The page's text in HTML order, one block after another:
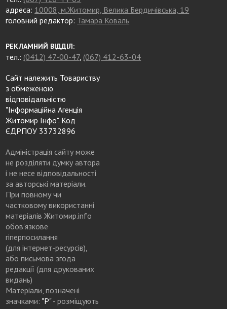
адреса: 10008, м.Житомир, Велика Бердичівська, 19
головний редактор: Тамара Коваль
РЕКЛАМНИЙ ВІДДІЛ:
тел.: (0412) 47-00-47, (067) 412-63-04
Сайт належить Товариству
з обмеженою
відповідальністю
"Інформаційна Агенція
Житомир Інфо". Код
ЄДРПОУ 33732896
Адміністрація сайту може
не розділяти думку автора
і не несе відповідальності
за авторські матеріали.
При повному чи
частковому використанні
матеріалів Житомир.info
обов’язкове
гіперпосилання
(для інтернет-ресурсів),
або письмова згода
редакції (для друкованих
видань)
Матеріали, позначені
значками: "Р"- розміщують